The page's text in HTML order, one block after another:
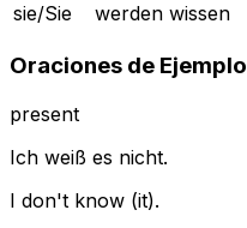
sie/Sie
werden wissen
Oraciones de Ejemplo
present
Ich weiß es nicht.
I don't know (it).